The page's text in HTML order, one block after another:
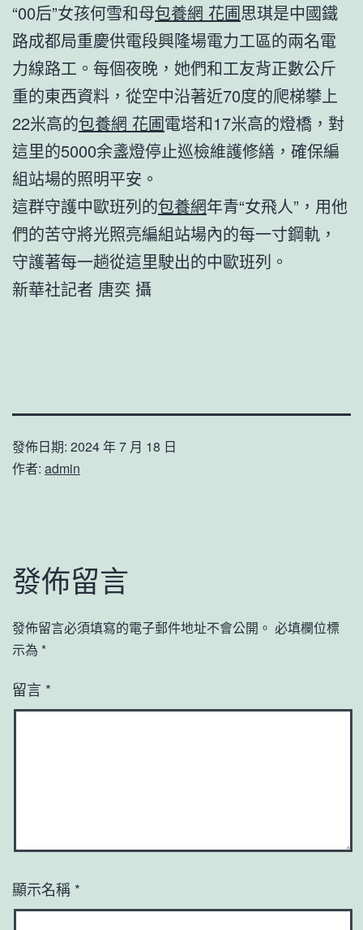
“00后”女孩何雪和母包養網 花圃思琪是中國鐵
路成都局重慶供電段興隆場電力工區的兩名電
力線路工。每個夜晚，她們和工友背正數公斤
重的東西資料，從空中沿著近70度的爬梯攀上
22米高的包養網 花圃電塔和17米高的燈橋，對
這里的5000余盞燈停止巡檢維護修繕，確保編
組站場的照明平安。
這群守護中歐班列的包養網年青“女飛人”，用他
們的苦守將光照亮編組站場內的每一寸鋼軌，
守護著每一趟從這里駛出的中歐班列。
新華社記者 唐奕 攝
發佈日期: 2024 年 7 月 18 日
作者: admin
發佈留言
發佈留言必須填寫的電子郵件地址不會公開。 必填欄位標
示為 *
留言 *
顯示名稱 *